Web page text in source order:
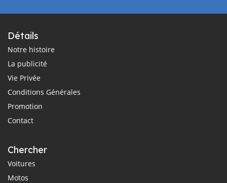
Détails
Notre histoire
La publicité
Vie Privée
Conditions Générales
Promotion
Contact
Chercher
Voitures
Motos